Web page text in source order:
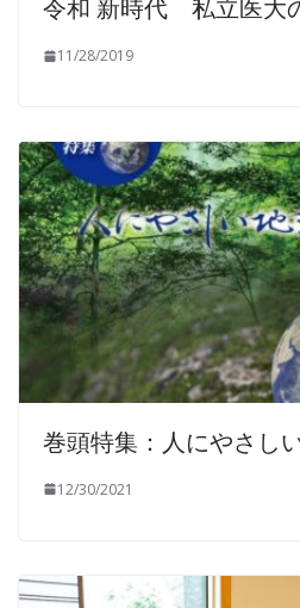
令和 新時代 私立医大
11/28/2019
巻頭特集：人にやさし
12/30/2021